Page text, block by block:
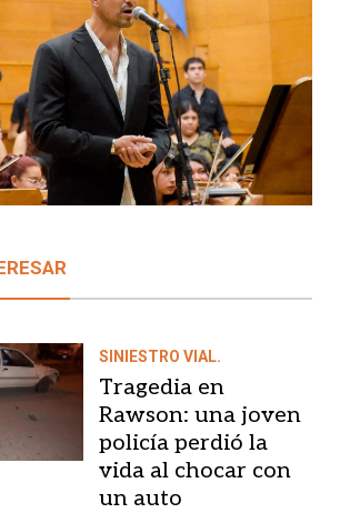
SINIESTRO VIAL.
Tragedia en
Rawson: una joven
policía perdió la
vida al chocar con
un auto